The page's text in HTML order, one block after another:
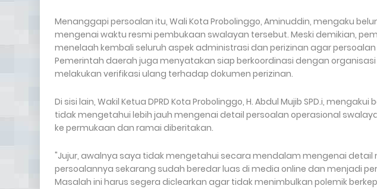
Menanggapi persoalan itu, Wali Kota Probolinggo, Aminuddin, mengaku
mengenai waktu resmi pembukaan swalayan tersebut. Meski demikian,
menelaah kembali seluruh aspek administrasi dan perizinan agar
Pemerintah daerah juga menyatakan siap berkoordinasi dengan
melakukan verifikasi ulang terhadap dokumen perizinan.
Di sisi lain, Wakil Ketua DPRD Kota Probolinggo, H. Abdul Mujib SPD.i,
tidak mengetahui lebih jauh mengenai detail persoalan operasional
ke permukaan dan ramai diberitakan.
"Jujur, awalnya saya tidak mengetahui secara mendalam mengenai detail
persoalannya sekarang sudah beredar luas di media online dan menjadi
Masalah ini harus segera diclearkan agar tidak menimbulkan polemik